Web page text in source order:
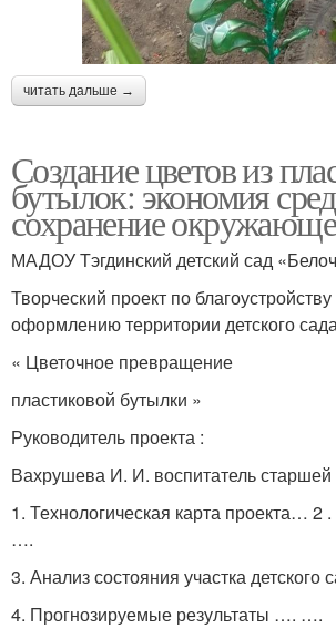
читать дальше →
Создание цветов из
бутылок: экономия
сохранение
МАДОУ Тэгдинский детский сад
Творческий проект по
оформлению территории детского сада
« Цветочное превращение
пластиковой бутылки »
Руководитель проекта :
Вахрушева И. И. воспитатель старшей
1. Технологическая карта проекта… 2
….
3. Анализ состояния участка детского
4. Прогнозируемые результаты …. ….